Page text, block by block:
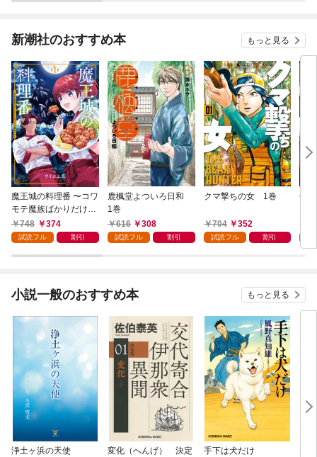
新潮社のおすすめ本 もっと見る
魔王城の料理番 〜コワ
モテ魔族ばかりだけ
ど、ホワイトな職場で
す〜 1巻
748 374
試読フル 割引
鹿楓堂よついろ日和
1巻
616
308
試読フル 割引
クマ撃ちの女 1巻
704 352
試読フル 割引
俺
小説一般のおすすめ本 もっと見る
浄土ヶ浜の天使
変化（へんげ） 決定
手下は犬だけ